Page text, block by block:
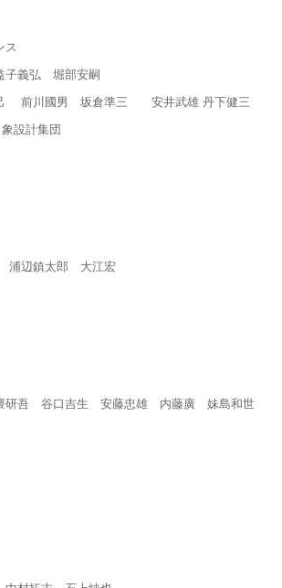
義弘 堀部安嗣
前川國男 坂倉準三 安井武雄 丹下健三
設計集団
辺鎮太郎 大江宏
研吾 谷口吉生 安藤忠雄 内藤廣 妹島和世